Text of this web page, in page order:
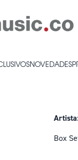
NOVEDADES
Box